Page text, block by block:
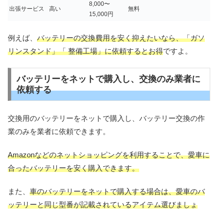
出張サービス 高い
8,000〜
15,000円
無料
例えば、 バッテリーの交換費用を安く抑えたいなら、「ガソ
リンスタンド」「 整備工場」に依頼するとお得ですよ。
バッテリーをネットで購入し、交換のみ業者に
依頼する
交換用のバッテリーをネットで購入し、バッテリー交換の作
業のみを業者に依頼できます。
Amazonなどのネットショッピングを利用することで、愛車に
合ったバッテリーを安く購入できます。
また、 車のバッテリーをネットで購入する場合は、愛車のバ
ッテリーと同じ型番が記載されているアイテム選びましょ